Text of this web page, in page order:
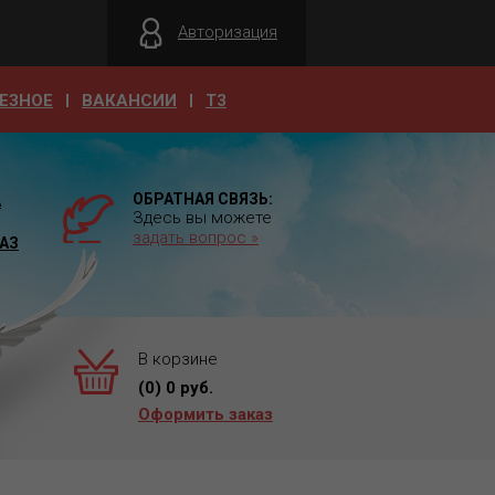
Авторизация
ВАКАНСИИ T3
ОБРАТНАЯ СВЯЗЬ:
Здесь вы можете
задать вопрос »
В корзине
(0) 0 руб.
Оформить заказ